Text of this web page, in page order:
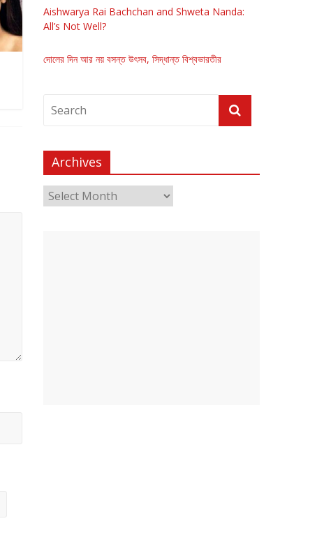
Aishwarya Rai Bachchan and Shweta Nanda:
All’s Not Well?
দোলের দিন আর নয় বসন্ত উৎসব, সিদ্ধান্ত বিশ্বভারতীর
Archives